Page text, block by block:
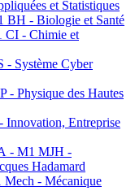
et Statistiques
- Biologie et Santé
- Chimie et
- Système Cyber
- Physique des Hautes
Entreprise
- M1 MJH -
Hadamard
- Mécanique